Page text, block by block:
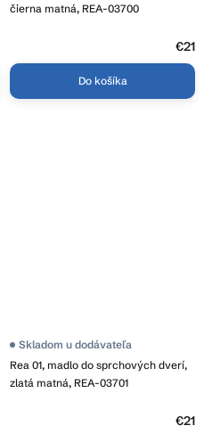
čierna matná, REA-03700
€21
Do košíka
Rea 01, madlo do sprchových dverí,
zlatá matná, REA-03701
Skladom u dodávateľa
€21